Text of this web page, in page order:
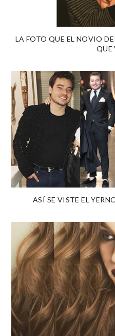
LA FOTO QUE EL NOVIO
QUE
ASÍ SE VISTE EL